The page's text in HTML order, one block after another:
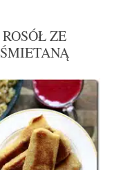
ROSÓŁ ZE
ŚMIETANĄ